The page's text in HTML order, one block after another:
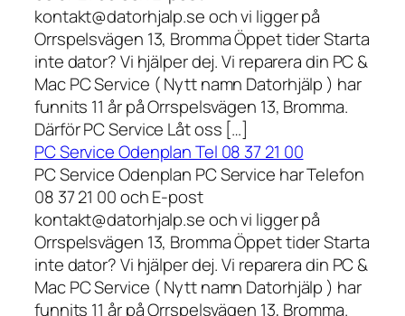
kontakt@datorhjalp.se och vi ligger på
Orrspelsvägen 13, Bromma Öppet tider Starta
inte dator? Vi hjälper dej. Vi reparera din PC &
Mac PC Service ( Nytt namn Datorhjälp ) har
funnits 11 år på Orrspelsvägen 13, Bromma.
Därför PC Service Låt oss […]
PC Service Odenplan Tel 08 37 21 00
PC Service Odenplan PC Service har Telefon
08 37 21 00 och E-post
kontakt@datorhjalp.se och vi ligger på
Orrspelsvägen 13, Bromma Öppet tider Starta
inte dator? Vi hjälper dej. Vi reparera din PC &
Mac PC Service ( Nytt namn Datorhjälp ) har
funnits 11 år på Orrspelsvägen 13, Bromma.